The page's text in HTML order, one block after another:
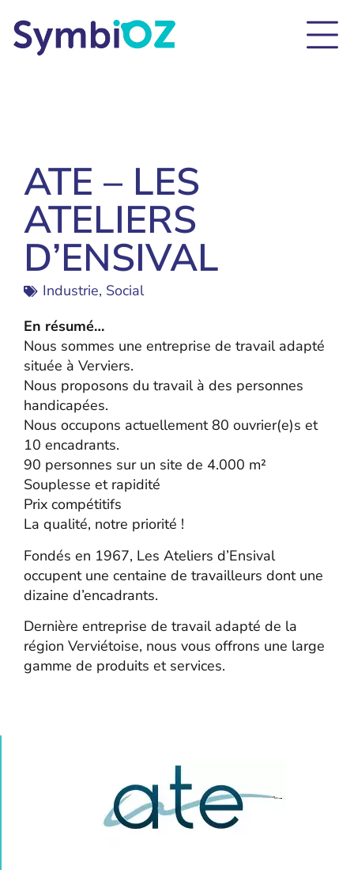
ATE – LES
ATELIERS
D’ENSIVAL
Industrie, Social
En résumé…
Nous sommes une entreprise de travail adapté
située à Verviers.
Nous proposons du travail à des personnes
handicapées.
Nous occupons actuellement 80 ouvrier(e)s et
10 encadrants.
90 personnes sur un site de 4.000 m²
Souplesse et rapidité
Prix compétitifs
La qualité, notre priorité !
Fondés en 1967, Les Ateliers d’Ensival
occupent une centaine de travailleurs dont une
dizaine d’encadrants.
Dernière entreprise de travail adapté de la
région Verviétoise, nous vous offrons une large
gamme de produits et services.